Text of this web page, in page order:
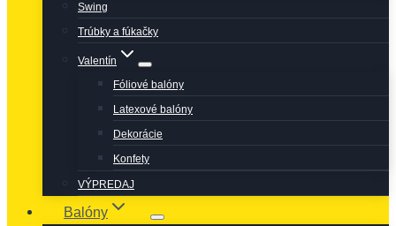
Swing
Trúbky a fúkačky
Valentín
Fóliové balóny
Latexové balóny
Dekorácie
Konfety
VÝPREDAJ
Balóny